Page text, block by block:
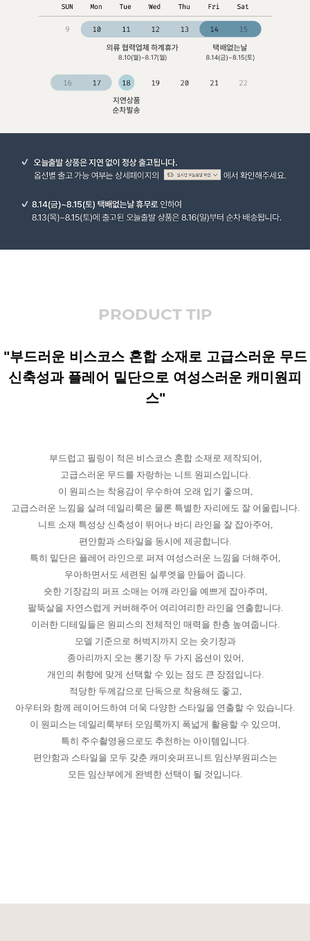
PRODUCT TIP
"부드러운 비스코스 혼합 소재로 고급스러운 무드
신축성과 플레어 밑단으로 여성스러운 캐미원피
스"
부드럽고 필링이 적은 비스코스 혼합 소재로 제작되어,
고급스러운 무드를 자랑하는 니트 원피스입니다.
이 원피스는 착용감이 우수하여 오래 입기 좋으며,
고급스러운 느낌을 살려 데일리룩은 물론 특별한 자리에도 잘 어울립니다.
니트 소재 특성상 신축성이 뛰어나 바디 라인을 잘 잡아주어,
편안함과 스타일을 동시에 제공합니다.
특히 밑단은 플레어 라인으로 퍼져 여성스러운 느낌을 더해주어,
우아하면서도 세련된 실루엣을 만들어 줍니다.
숏한 기장감의 퍼프 소매는 어깨 라인을 예쁘게 잡아주며,
팔뚝살을 자연스럽게 커버해주어 여리여리한 라인을 연출합니다.
이러한 디테일들은 원피스의 전체적인 매력을 한층 높여줍니다.
모델 기준으로 허벅지까지 오는 숏기장과
종아리까지 오는 롱기장 두 가지 옵션이 있어,
개인의 취향에 맞게 선택할 수 있는 점도 큰 장점입니다.
적당한 두께감으로 단독으로 착용해도 좋고,
아우터와 함께 레이어드하여 더욱 다양한 스타일을 연출할 수 있습니다.
이 원피스는 데일리룩부터 모임룩까지 폭넓게 활용할 수 있으며,
특히 주수촬영용으로도 추천하는 아이템입니다.
편안함과 스타일을 모두 갖춘 캐미숏퍼프니트 임산부원피스는
모든 임산부에게 완벽한 선택이 될 것입니다.